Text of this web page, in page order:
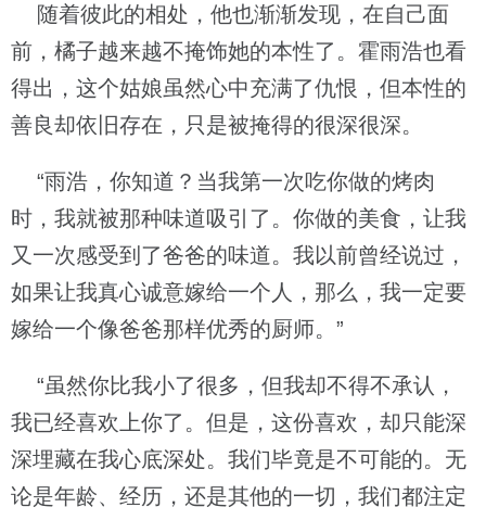
随着彼此的相处，他也渐渐发现，在自己面
前，橘子越来越不掩饰她的本性了。霍雨浩也看
得出，这个姑娘虽然心中充满了仇恨，但本性的
善良却依旧存在，只是被掩得的很深很深。
“雨浩，你知道？当我第一次吃你做的烤肉
时，我就被那种味道吸引了。你做的美食，让我
又一次感受到了爸爸的味道。我以前曾经说过，
如果让我真心诚意嫁给一个人，那么，我一定要
嫁给一个像爸爸那样优秀的厨师。”
“虽然你比我小了很多，但我却不得不承认，
我已经喜欢上你了。但是，这份喜欢，却只能深
深埋藏在我心底深处。我们毕竟是不可能的。无
论是年龄、经历，还是其他的一切，我们都注定